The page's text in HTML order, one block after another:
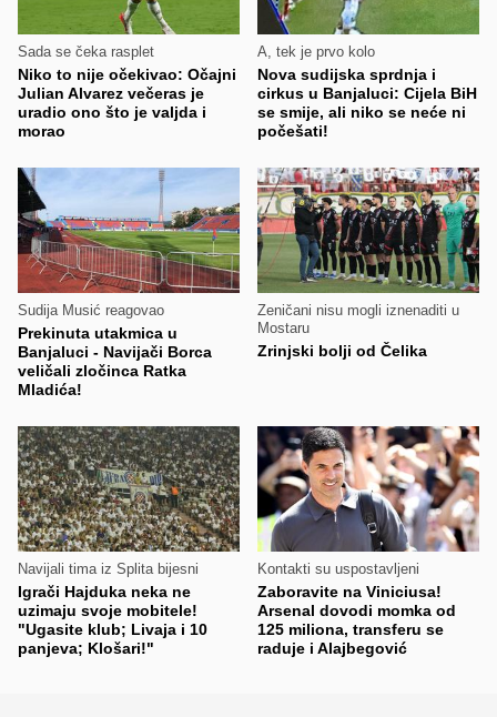
Sada se čeka rasplet
Niko to nije očekivao: Očajni
Julian Alvarez večeras je
uradio ono što je valjda i
morao
A, tek je prvo kolo
Nova sudijska sprdnja i
cirkus u Banjaluci: Cijela BiH
se smije, ali niko se neće ni
počešati!
Sudija Musić reagovao
Prekinuta utakmica u
Banjaluci - Navijači Borca
veličali zločinca Ratka
Mladića!
Zeničani nisu mogli iznenaditi u
Mostaru
Zrinjski bolji od Čelika
Navijali tima iz Splita bijesni
Igrači Hajduka neka ne
uzimaju svoje mobitele!
"Ugasite klub; Livaja i 10
panjeva; Klošari!"
Kontakti su uspostavljeni
Zaboravite na Viniciusa!
Arsenal dovodi momka od
125 miliona, transferu se
raduje i Alajbegović